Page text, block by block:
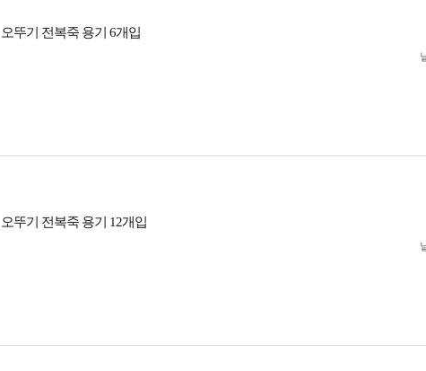
오뚜기 전복죽 용기 6개입
오뚜기 전복죽 용기 12개입